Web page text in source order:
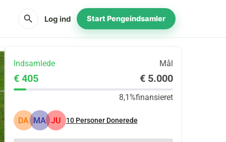
search Log ind Start Pengeindsamler
Indsamlede Mål
€ 405 € 5.000
8,1%finansieret
DA MA JU 10 Personer Donerede